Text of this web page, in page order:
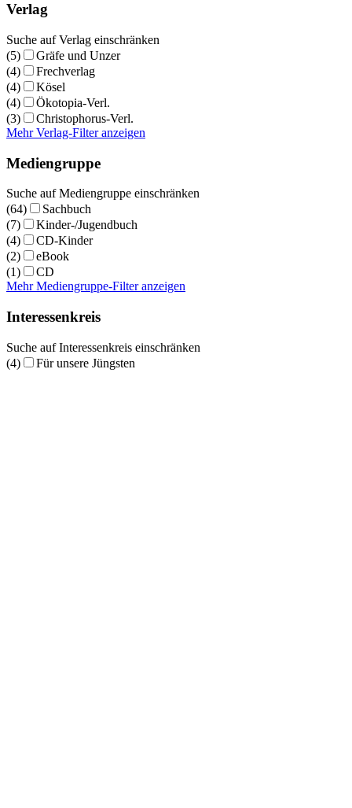
Verlag
Suche auf Verlag einschränken
(5)
Gräfe und Unzer
(4)
Frechverlag
(4)
Kösel
(4)
Ökotopia-Verl.
(3)
Christophorus-Verl.
Mehr Verlag-Filter anzeigen
Mediengruppe
Suche auf Mediengruppe einschränken
(64)
Sachbuch
(7)
Kinder-/Jugendbuch
(4)
CD-Kinder
(2)
eBook
(1)
CD
Mehr Mediengruppe-Filter anzeigen
Interessenkreis
Suche auf Interessenkreis einschränken
(4)
Für unsere Jüngsten